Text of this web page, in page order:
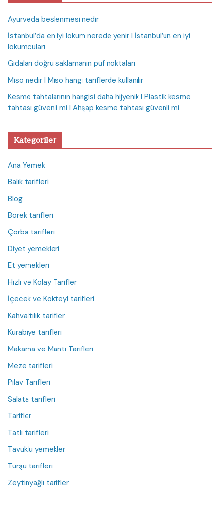
Ayurveda beslenmesi nedir
İstanbul’da en iyi lokum nerede yenir I İstanbul’un en iyi
lokumcuları
Gıdaları doğru saklamanın püf noktaları
Miso nedir I Miso hangi tariflerde kullanılır
Kesme tahtalarının hangisi daha hijyenik I Plastik kesme
tahtası güvenli mi I Ahşap kesme tahtası güvenli mi
Kategoriler
Ana Yemek
Balık tarifleri
Blog
Börek tarifleri
Çorba tarifleri
Diyet yemekleri
Et yemekleri
Hızlı ve Kolay Tarifler
İçecek ve Kokteyl tarifleri
Kahvaltılık tarifler
Kurabiye tarifleri
Makarna ve Mantı Tarifleri
Meze tarifleri
Pilav Tarifleri
Salata tarifleri
Tarifler
Tatlı tarifleri
Tavuklu yemekler
Turşu tarifleri
Zeytinyağlı tarifler